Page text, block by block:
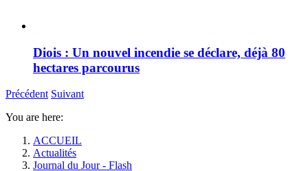
Diois : Un nouvel incendie se déclare, déjà 80
hectares parcourus
Précédent Suivant
You are here:
ACCUEIL
Actualités
Journal du Jour - Flash